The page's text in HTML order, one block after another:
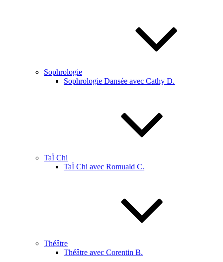
Sophrologie
Sophrologie Dansée avec Cathy D.
TaÏ Chi
TaÏ Chi avec Romuald C.
Théâtre
Théâtre avec Corentin B.